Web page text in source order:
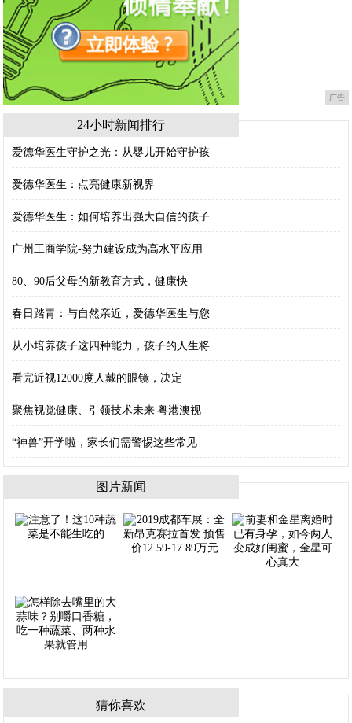
广告
24小时新闻排行
爱德华医生守护之光：从婴儿开始守护孩
爱德华医生：点亮健康新视界
爱德华医生：如何培养出强大自信的孩子
广州工商学院-努力建设成为高水平应用
80、90后父母的新教育方式，健康快
春日踏青：与自然亲近，爱德华医生与您
从小培养孩子这四种能力，孩子的人生将
看完近视12000度人戴的眼镜，决定
聚焦视觉健康、引领技术未来|粤港澳视
“神兽”开学啦，家长们需警惕这些常见
图片新闻
猜你喜欢